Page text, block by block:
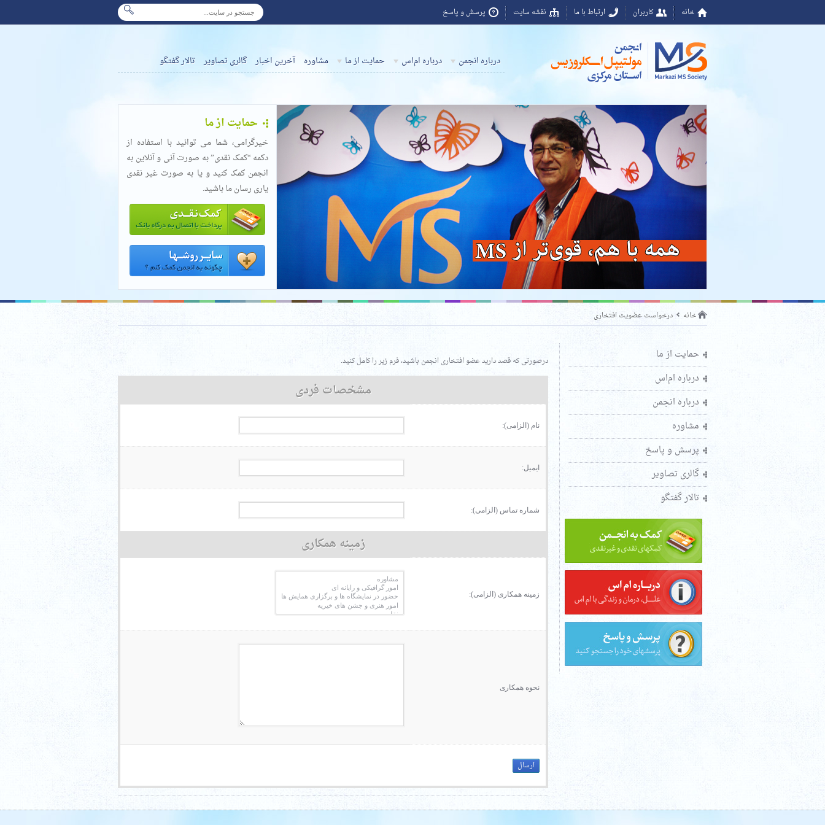
خانه کاربران ارتباط با ما نقشه سایت پرسش و پاسخ
درباره انجمن درباره ام‌اس حمایت از ما مشاوره آخرین اخبار گالری تصاویر تالار گفتگو
حمایت از ما
خیرگرامی، شما می توانید با استفاده از
دکمه “کمک نقدی” به صورت آنی و آنلاین به
انجمن کمک کنید و یا به صورت غیر نقدی
یاری رسان ما باشید.
خانه درخواست عضویت افتخاری
حمایت از ما
درباره ام‌اس
درباره انجمن
مشاوره
پرسش و پاسخ
گالری تصاویر
تالار گفتگو
درصورتی که قصد دارید عضو افتخاری انجمن باشید، فرم زیر را کامل کنید.
مشخصات فردی
نام (الزامی):
ایمیل:
شماره تماس (الزامی):
زمینه همکاری
زمینه همکاری (الزامی):
نحوه همکاری